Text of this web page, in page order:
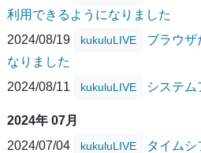
利用できるようになりました
2024/08/19
kukuluLIVE
ブラウザ
なりました
2024/08/11
kukuluLIVE システ
2024年 07月
2024/07/04
kukuluLIVE
タイム